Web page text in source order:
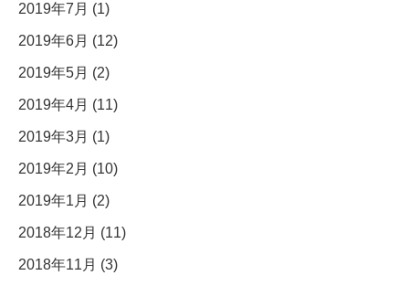
2019年7月 (1)
2019年6月 (12)
2019年5月 (2)
2019年4月 (11)
2019年3月 (1)
2019年2月 (10)
2019年1月 (2)
2018年12月 (11)
2018年11月 (3)